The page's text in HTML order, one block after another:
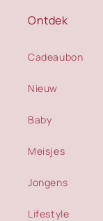
Ontdek
Cadeaubon
Nieuw
Baby
Meisjes
Jongens
Lifestyle